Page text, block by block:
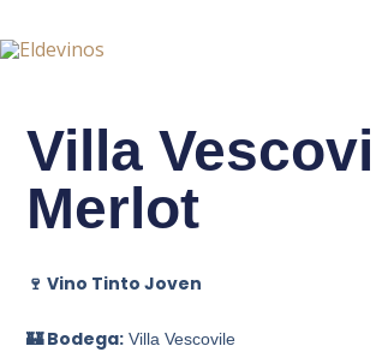
al
Villa
Merlot
🍷 Vino Tinto Joven
🏰 Bodega: Villa Vescovile